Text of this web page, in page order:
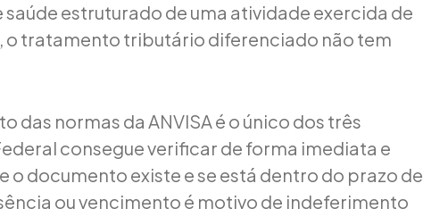
estruturado de uma atividade exercida de
o tratamento tributário diferenciado não tem
das normas da ANVISA é o único dos três
consegue verificar de forma imediata e
o documento existe e se está dentro do prazo de
ou vencimento é motivo de indeferimento